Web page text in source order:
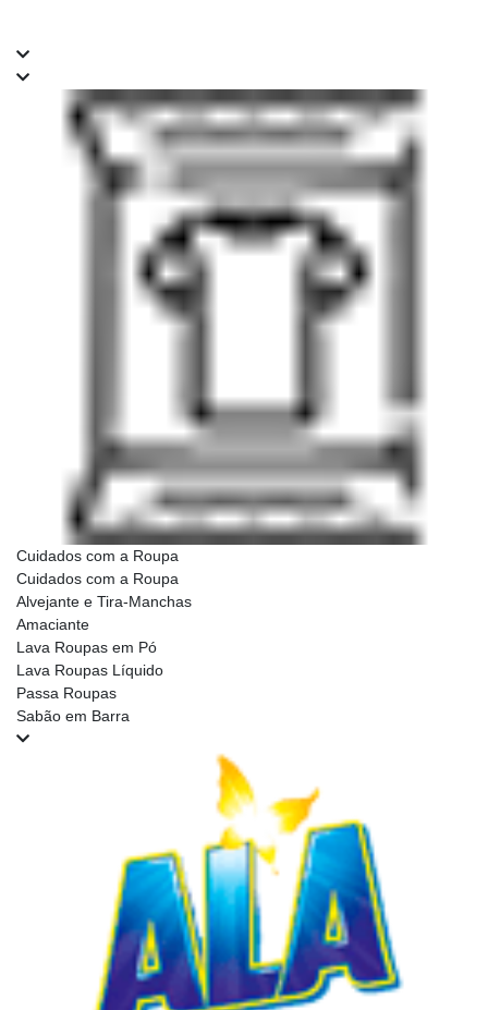
Cuidados com a Roupa
Cuidados com a Roupa
Alvejante e Tira-Manchas
Amaciante
Lava Roupas em Pó
Lava Roupas Líquido
Passa Roupas
Sabão em Barra